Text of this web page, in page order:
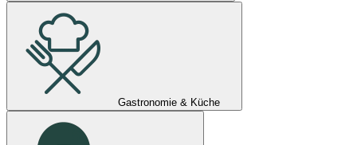
Gastronomie & Küche